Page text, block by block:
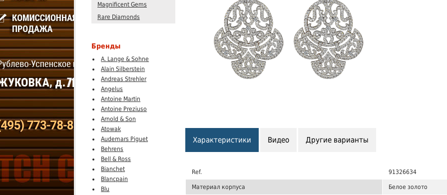
Magnificent Gems
Rare Diamonds
Бренды
A. Lange & Sohne
Alain Silberstein
Andreas Strehler
Angelus
Antoine Martin
Antoine Preziuso
Arnold & Son
Atowak
Audemars Piguet
Behrens
Bell & Ross
Bianchet
Blancpain
Blu
Характеристики Видео Другие варианты
Ref. 91326634
Материал корпуса Белое золото